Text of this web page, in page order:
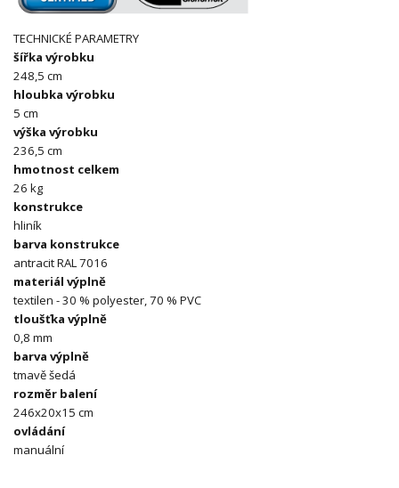
TECHNICKÉ PARAMETRY
šířka výrobku
248,5 cm
hloubka výrobku
5 cm
výška výrobku
236,5 cm
hmotnost celkem
26 kg
konstrukce
hliník
barva konstrukce
antracit RAL 7016
materiál výplně
textilen - 30 % polyester, 70 % PVC
tloušťka výplně
0,8 mm
barva výplně
tmavě šedá
rozměr balení
246x20x15 cm
ovládání
manuální